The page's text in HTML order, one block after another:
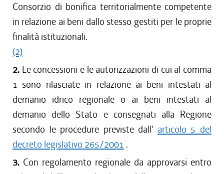
Consorzio di bonifica territorialmente competente
in relazione ai beni dallo stesso gestiti per le proprie
finalità istituzionali.
(2)
2. Le concessioni e le autorizzazioni di cui al comma
1 sono rilasciate in relazione ai beni intestati al
demanio idrico regionale o ai beni intestati al
demanio dello Stato e consegnati alla Regione
secondo le procedure previste dall' articolo 5 del
decreto legislativo 265/2001 .
3. Con regolamento regionale da approvarsi entro